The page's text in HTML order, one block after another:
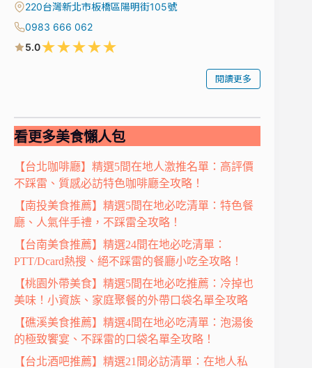
220台灣新北市板橋區陽明街105號
0983 666 062
5.0★★★★★
閱讀更多
看更多美食懶人包
【台北咖啡廳】精選5間在地人激推名單：高評價
不踩雷、質感必訪特色咖啡廳全攻略！
【南投美食推薦】精選5間在地必吃清單：特色餐
廳、人氣伴手禮，不踩雷全攻略！
【台南美食推薦】精選24間在地必吃清單：
PTT/Dcard熱搜、絕不踩雷的餐廳小吃全攻略！
【桃園外帶美食】精選5間在地必吃推薦：冷掉也
美味！小資族、家庭聚餐的外帶口袋名單全攻略
【礁溪美食推薦】精選4間在地必吃清單：泡湯後
的極致饗宴、不踩雷的口袋名單全攻略！
【台北酒吧推薦】精選21間必訪清單：在地人私